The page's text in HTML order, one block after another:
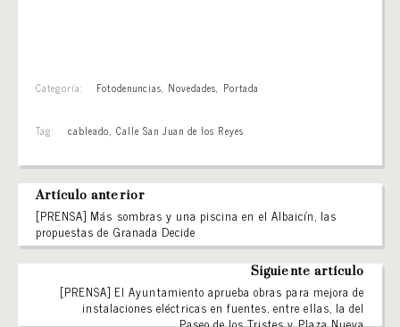
Categoría: Fotodenuncias Novedades Portada
Tag: cableado Calle San Juan de los Reyes
Artículo anterior
[PRENSA] Más sombras y una piscina en el Albaicín, las
propuestas de Granada Decide
Siguiente artículo
[PRENSA] El Ayuntamiento aprueba obras para mejora de
instalaciones eléctricas en fuentes, entre ellas, la del